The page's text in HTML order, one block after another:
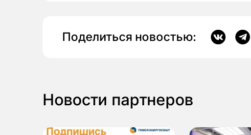
Поделиться новостью:
Новости партнеров